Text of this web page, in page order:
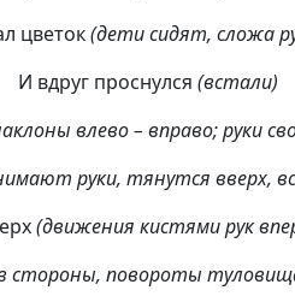
цветок(дети сидят, сложа
И вдруг проснулся (встали)
влево – вправо; руки
руки, тянутся вверх,
(движения кистями рук
стороны, повороты